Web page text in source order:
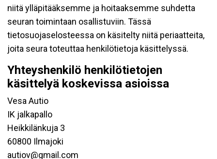
niitä ylläpitääksemme ja hoitaaksemme suhdetta
seuran toimintaan osallistuviin. Tässä
tietosuojaselosteessa on käsitelty niitä periaatteita,
joita seura toteuttaa henkilötietoja käsittelyssä.
Yhteyshenkilö henkilötietojen
käsittelyä koskevissa asioissa
Vesa Autio
IK jalkapallo
Heikkilänkuja 3
60800 Ilmajoki
autiov@gmail.com